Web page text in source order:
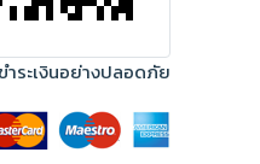
ำระเงินอย่างปลอดภัย